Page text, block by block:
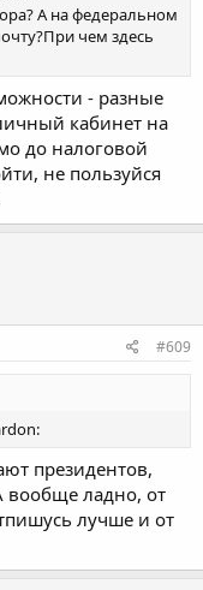
А на федеральном
чем здесь
- разные
кабинет на
до налоговой
не пользуйся
#609
президентов,
вообще ладно, от
лучше и от